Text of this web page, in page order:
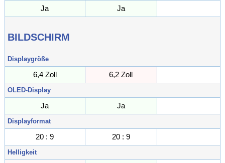
Ja Ja
BILDSCHIRM
Displaygröße
6,4 Zoll 6,2 Zoll
OLED-Display
Ja Ja
Displayformat
20 : 9 20 : 9
Helligkeit